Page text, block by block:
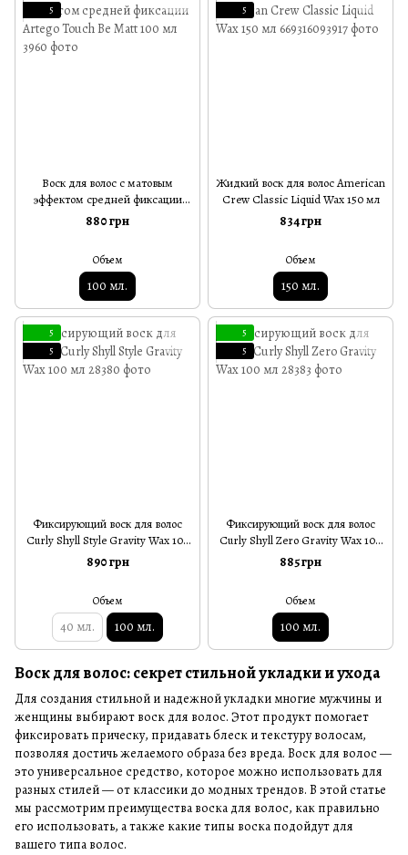
5
Воск для волос с матовым
эффектом средней фиксации
Artego Touch Be Matt 100 мл
880 грн
Объем
100 мл.
5
Жидкий воск для волос American
Crew Classic Liquid Wax 150 мл
834 грн
Объем
150 мл.
5
5
Фиксирующий воск для волос
Curly Shyll Style Gravity Wax 100
мл
890 грн
Объем
40 мл. 100 мл.
5
5
Фиксирующий воск для волос
Curly Shyll Zero Gravity Wax 100
мл
885 грн
Объем
100 мл.
Воск для волос: секрет стильной укладки и ухода
Для создания стильной и надежной укладки многие мужчины и
женщины выбирают воск для волос. Этот продукт помогает
фиксировать прическу, придавать блеск и текстуру волосам,
позволяя достичь желаемого образа без вреда. Воск для волос —
это универсальное средство, которое можно использовать для
разных стилей — от классики до модных трендов. В этой статье
мы рассмотрим преимущества воска для волос, как правильно
его использовать, а также какие типы воска подойдут для
вашего типа волос.